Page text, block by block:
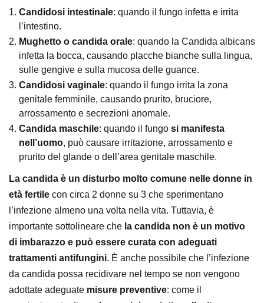
Candidosi intestinale: quando il fungo infetta e irrita
l’intestino.
Mughetto o candida orale: quando la Candida albicans
infetta la bocca, causando placche bianche sulla lingua,
sulle gengive e sulla mucosa delle guance.
Candidosi vaginale: quando il fungo irrita la zona
genitale femminile, causando prurito, bruciore,
arrossamento e secrezioni anomale.
Candida maschile: quando il fungo si manifesta
nell’uomo, può causare irritazione, arrossamento e
prurito del glande o dell’area genitale maschile.
La candida è un disturbo molto comune nelle donne in
età fertile con circa 2 donne su 3 che sperimentano
l’infezione almeno una volta nella vita. Tuttavia, è
importante sottolineare che la candida non è un motivo
di imbarazzo e può essere curata con adeguati
trattamenti antifungini. È anche possibile che l’infezione
da candida possa recidivare nel tempo se non vengono
adottate adeguate misure preventive: come il